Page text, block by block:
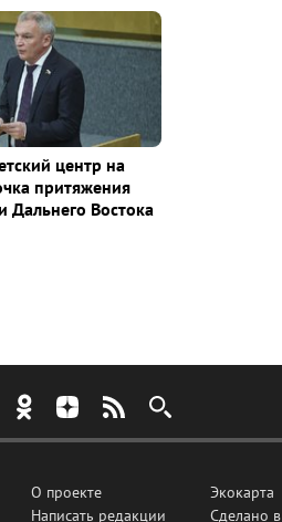
центр на
притяжения
Дальнего Востока
О проекте
Написать редакции
Экокарта
Сделано